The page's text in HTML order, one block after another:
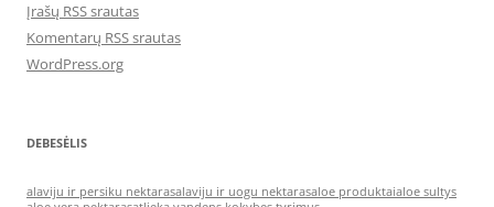
Įrašų RSS srautas
Komentarų RSS srautas
WordPress.org
DEBESĖLIS
alaviju ir persiku nektarasalaviju ir uogu nektarasaloe produktaialoe sultys